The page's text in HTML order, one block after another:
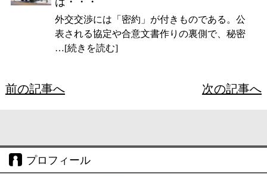
外交交渉には「密約」が付きものである。公
表される協定や合意文書作りの裏側で、秘密
…[続きを読む]
前の記事へ 次の記事へ
プロフィール